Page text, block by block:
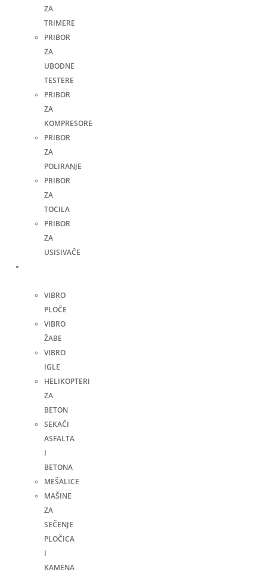
ZA
TRIMERE
PRIBOR
ZA
UBODNE
TESTERE
PRIBOR
ZA
KOMPRESORE
PRIBOR
ZA
POLIRANJE
PRIBOR
ZA
TOCILA
PRIBOR
ZA
USISIVAČE
VIBRO
PLOČE
VIBRO
ŽABE
VIBRO
IGLE
HELIKOPTERI
ZA
BETON
SEKAČI
ASFALTA
I
BETONA
MEŠALICE
MAŠINE
ZA
SEČENJE
PLOČICA
I
KAMENA